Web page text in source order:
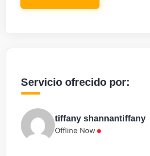
Servicio ofrecido por:
tiffany shannantiffany
Offline Now